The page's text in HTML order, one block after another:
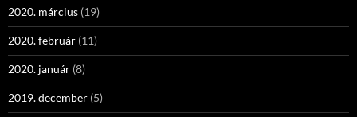
2020. március (19)
2020. február (11)
2020. január (8)
2019. december (5)